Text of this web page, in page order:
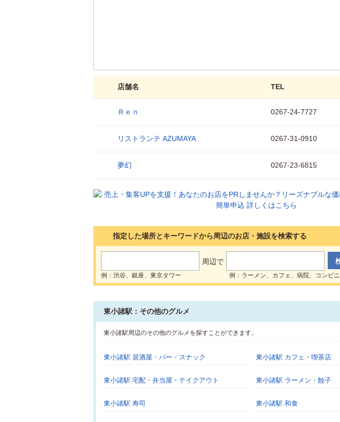
店舗名 TEL
Ｒｅｎ 0267-24-7727
リストランテ AZUMAYA 0267-31-0910
夢幻 0267-23-6815
指定した場所とキーワードから周辺のお店・施設を検索する
周辺で
例：渋谷、銀座、東京タワー 例：ラーメン、カフェ、病院、コンビニ
東小諸駅：その他のグルメ
東小諸駅周辺のその他のグルメを探すことができます。
東小諸駅 居酒屋・バー・スナック 東小諸駅 カフェ・喫茶店
東小諸駅 宅配・弁当屋・テイクアウト 東小諸駅 ラーメン・餃子
東小諸駅 寿司 東小諸駅 和食